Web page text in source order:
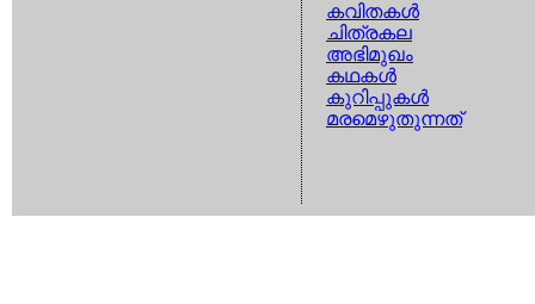
കവിതകള്‍
ചിത്രകല
അഭിമുഖം
കഥകള്‍
കുറിപ്പുകള്‍
മരമെഴുതുന്നത്